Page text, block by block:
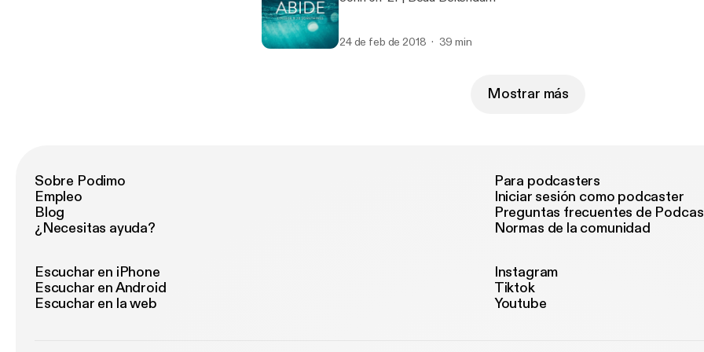
24 de feb de 2018 39 min
Mostrar más
Sobre Podimo
Empleo
Blog
¿Necesitas ayuda?
Para podcasters
Iniciar sesión como podcaster
Preguntas frecuentes de
Normas de la comunidad
Escuchar en iPhone
Escuchar en Android
Escuchar en la web
Instagram
Tiktok
Youtube